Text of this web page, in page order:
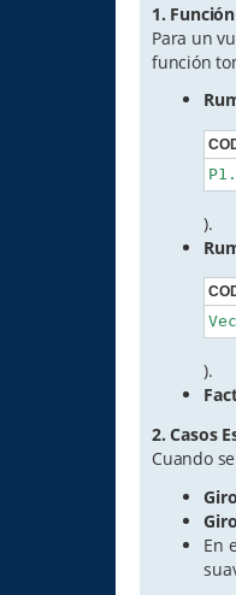
1.
Para un
función
).
).
2. Casos
Cuando
En